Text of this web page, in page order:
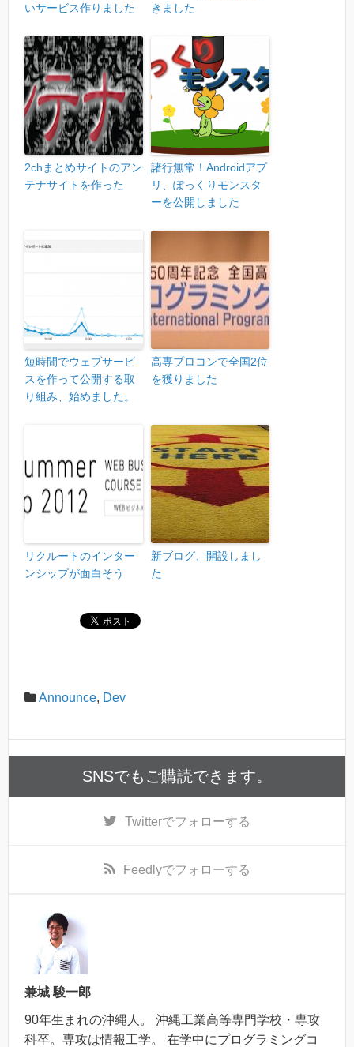
いサービス作りました
きました
2chまとめサイトのアン
テナサイトを作った
諸行無常！Androidアプ
リ、ぽっくりモンスタ
ーを公開しました
短時間でウェブサービ
スを作って公開する取
り組み、始めました。
高専プロコンで全国2位
を獲りました
リクルートのインター
ンシップが面白そう
新ブログ、開設しまし
た
Announce, Dev
SNSでもご購読できます。
Twitterでフォローする
Feedlyでフォローする
兼城 駿一郎
90年生まれの沖縄人。 沖縄工業高等専門学校・専攻
科卒。専攻は情報工学。 在学中にプログラミングコ